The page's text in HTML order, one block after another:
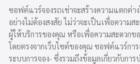
ซอฟต์แวร์จองรถเช่าจะสร้างความแตกต่า
อย่างไม่ต้องสงสัย ไม่ว่าจะเป็นเพื่อความส
ผู้ให้บริการของคุณ หรือเพื่อความสะดวกข
โดยตรงจากเว็บไซต์ของคุณ ซอฟต์แวร์กา
ระบบการจอง- ซึ่งรวมถึงข้อมูลเกี่ยวกับกา